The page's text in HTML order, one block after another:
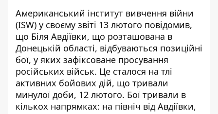
Американський інститут вивчення війни
(ISW) у своєму звіті 13 лютого повідомив,
що Біля Авдіївки, що розташована в
Донецькій області, відбуваються позиційні
бої, у яких зафіксоване просування
російських військ. Це сталося на тлі
активних бойових дій, що тривали
минулої доби, 12 лютого. Бої тривали в
кількох напрямках: на північ від Авдіївки,